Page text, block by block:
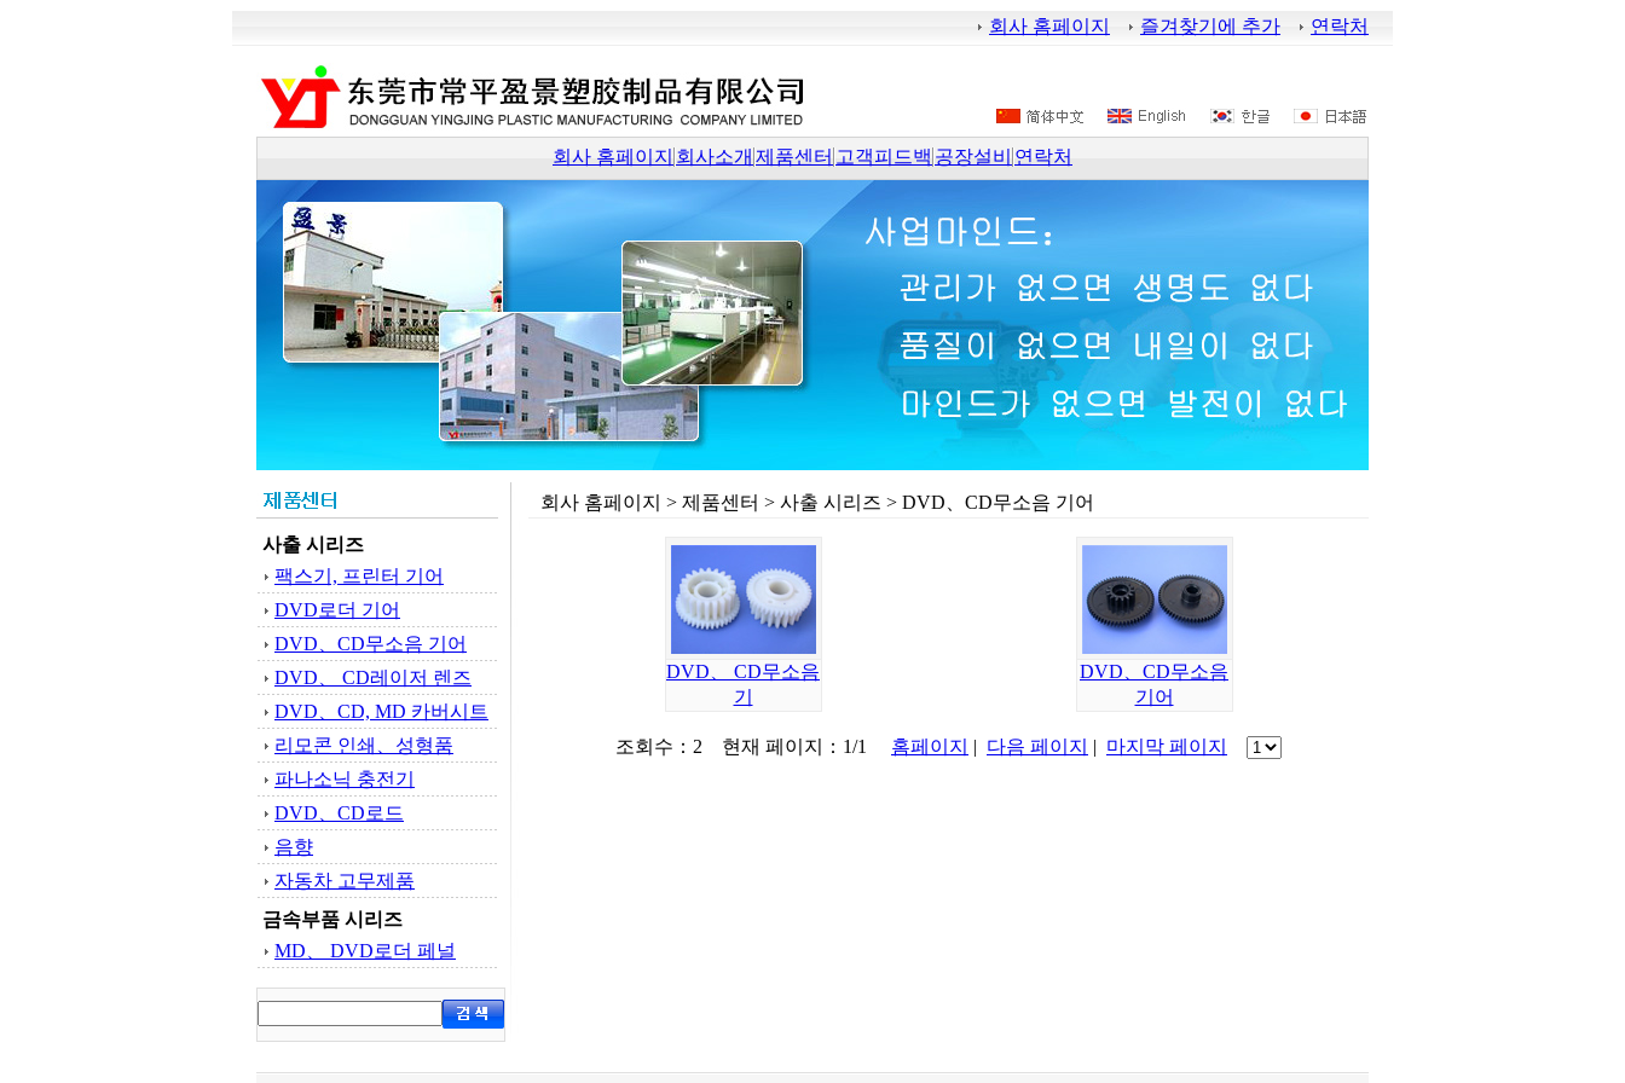
회사 홈페이지 즐겨찾기에 추가 연락처
회사 홈페이지 회사소개 제품센터 고객피드백 공장설비 연락처
사출 시리즈
팩스기, 프린터 기어
DVD로더 기어
DVD、CD무소음 기어
DVD、 CD레이저 렌즈
DVD、CD, MD 카버시트
리모콘 인쇄、성형품
파나소닉 충전기
DVD、CD로드
음향
자동차 고무제품
금속부품 시리즈
MD、 DVD로더 페널
회사 홈페이지 > 제품센터 > 사출 시리즈 > DVD、CD무소음 기어
DVD、 CD무소음
기
DVD、CD무소음
기어
조회수：2 현재 페이지：1/1 홈페이지 | 다음 페이지 | 마지막 페이지